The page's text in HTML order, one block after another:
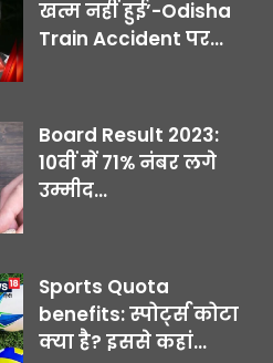
खत्म नहीं हुई’-Odisha
Train Accident पर...
Board Result 2023:
10वीं में 71% नंबर लगे
उम्मीद...
Sports Quota
benefits: स्पोर्ट्स कोटा
क्या है? इससे कहां...